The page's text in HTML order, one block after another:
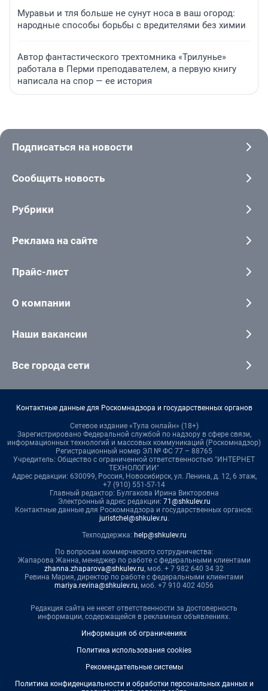
Муравьи и тля больше не сунут носа в ваш огород:
народные способы борьбы с вредителями без химии
Автор фантастического трехтомника «Трилунье»
работала в Перми преподавателем, а первую книгу
написала на спор — ее история
Подписаться на новости
Сообщить новость
Рубрики
Реклама на сайте
Прайс-лист
О компании
Наши вакансии
Все города сети
Контактные данные для Роскомнадзора и государственных органов
Сетевое издание «Тула онлайн» (18+)
Зарегистрировано Федеральной службой по надзору в сфере связи,
информационных технологий и массовых коммуникаций (Роскомнадзор)
Регистрационный номер ЭЛ № ФС 77 – 88765
Учредитель: Общество с ограниченной ответственностью "ИНТЕРНЕТ
ТЕХНОЛОГИИ"
Адрес редакции: 630099, Россия, Новосибирск, ул. Ленина, д. 12, 6 этаж,
+7 (910) 551-57-14
Главный редактор: Булгакова Ирина Викторовна
Электронный адрес редакции: 71@shkulev.ru
Контактные данные для Роскомнадзора и государственных органов:
juristchel@shkulev.ru.
Техподдержка: help@shkulev.ru
По вопросам коммерческого сотрудничества:
Жапарова Жанна, менеджер по работе с федеральными клиентами
zhanna.zhaparova@shkulev.ru, моб. + 7 982 640 34 32
Ревина Мария, директор по работе с федеральными клиентами
mariya.revina@shkulev.ru, моб. +7 910 402 4056
Редакция сайта не несет ответственности за достоверность
информации, содержащейся в рекламных объявлениях.
Информация об ограничениях
Политика использования cookies
Рекомендательные системы
Политика конфиденциальности и обработки персональных данных и